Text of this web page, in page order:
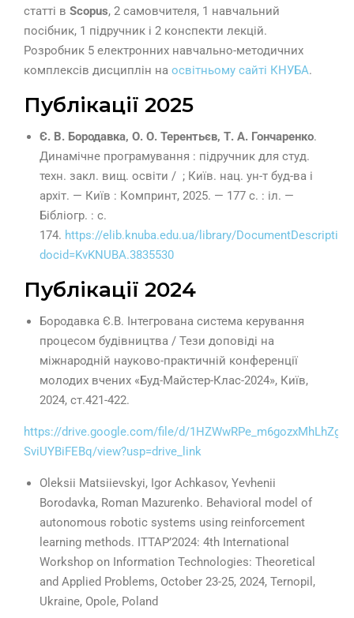
статті в Scopus, 2 самовчителя, 1 навчальний
посібник, 1 підручник і 2 конспекти лекцій.
Розробник 5 електронних навчально-методичних
комплексів дисциплін на освітньому сайті КНУБА.
Публікації 2025
Є. В. Бородавка, О. О. Терентьєв, Т. А. Гончаренко.
Динамічне програмування : підручник для студ.
техн. закл. вищ. освіти / ; Київ. нац. ун-т буд-ва і
архіт. — Київ : Компринт, 2025. — 177 с. : іл. —
Бібліогр. : с.
174. https://elib.knuba.edu.ua/library/
docid=KvKNUBA.3835530
Публікації 2024
Бородавка Є.В. Інтегрована система керування
процесом будівництва / Тези доповіді на
міжнародній науково-практичній конференції
молодих вчених «Буд-Майстер-Клас-2024», Київ,
2024, ст.421-422.
https://drive.google.com/file/d/1HZWwRPe_m6gozxMhLhZg-
SviUYBiFEBq/view?usp=drive_link
Oleksii Matsiievskyi, Igor Achkasov, Yevhenii
Borodavka, Roman Mazurenko. Behavioral model of
autonomous robotic systems using reinforcement
learning methods. ITTAP’2024: 4th International
Workshop on Information Technologies: Theoretical
and Applied Problems, October 23-25, 2024, Ternopil,
Ukraine, Opole, Poland